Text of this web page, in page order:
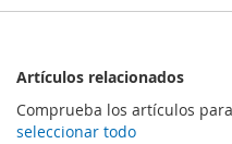
Artículos relacionados
Comprueba los artículos
seleccionar todo